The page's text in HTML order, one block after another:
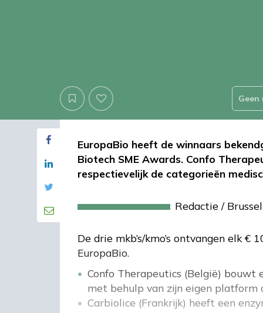
Geen
EuropaBio heeft de winnaars
Biotech SME Awards. Confo
respectievelijk de categorieën
Redactie / Brussel
De drie mkb’s/kmo’s ontvangen elk
EuropaBio.
Confo Therapeutics (België)
met behulp van zijn eigen platform
Carbiolice (Frankrijk) heeft een